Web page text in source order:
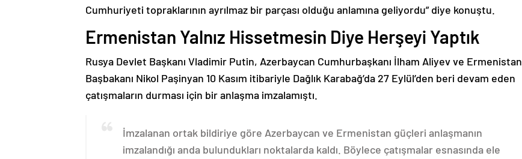
Cumhuriyeti topraklarının ayrılmaz bir parçası olduğu anlamına geliyordu” diye konuştu.
Ermenistan Yalnız Hissetmesin Diye Herşeyi Yaptık
Rusya Devlet Başkanı Vladimir Putin, Azerbaycan Cumhurbaşkanı İlham Aliyev ve Ermenistan
Başbakanı Nikol Paşinyan 10 Kasım itibariyle Dağlık Karabağ’da 27 Eylül’den beri devam eden
çatışmaların durması için bir anlaşma imzalamıştı.
İmzalanan ortak bildiriye göre Azerbaycan ve Ermenistan güçleri anlaşmanın
imzalandığı anda bulundukları noktalarda kaldı. Böylece çatışmalar esnasında ele